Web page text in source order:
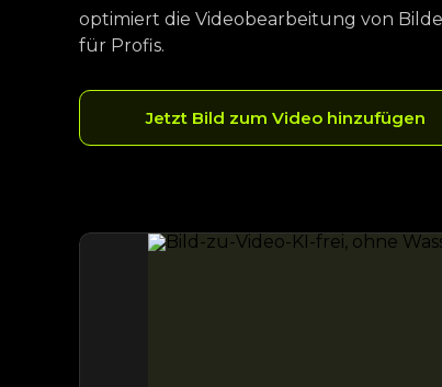
optimiert die Videobearbeitung von
für Profis.
Jetzt Bild zum Video hinzufügen